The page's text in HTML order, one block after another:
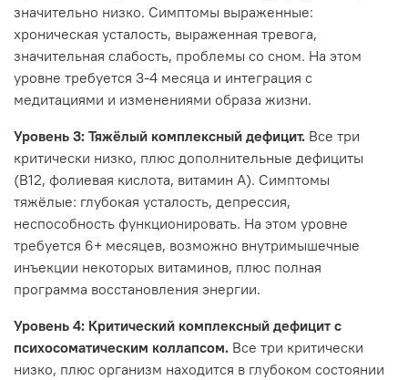
значительно низко. Симптомы выраженные:
хроническая усталость, выраженная тревога,
значительная слабость, проблемы со сном. На этом
уровне требуется 3-4 месяца и интеграция с
медитациями и изменениями образа жизни.
Уровень 3: Тяжёлый комплексный дефицит. Все три
критически низко, плюс дополнительные дефициты
(B12, фолиевая кислота, витамин A). Симптомы
тяжёлые: глубокая усталость, депрессия,
неспособность функционировать. На этом уровне
требуется 6+ месяцев, возможно внутримышечные
инъекции некоторых витаминов, плюс полная
программа восстановления энергии.
Уровень 4: Критический комплексный дефицит с
психосоматическим коллапсом. Все три критически
низко, плюс организм находится в глубоком состоянии